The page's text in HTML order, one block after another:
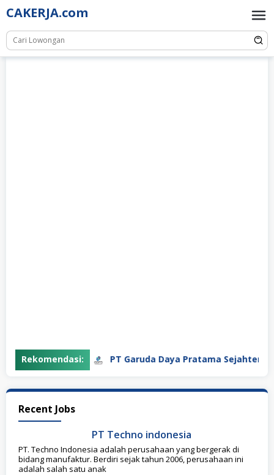
Skip
to
content
CAKERJA.com
Rekomendasi: PT Garuda Daya Pratama Sejahtera
CAKERJA.com
Recent Jobs
PT Techno indonesia
PT. Techno Indonesia adalah perusahaan yang bergerak di
bidang manufaktur. Berdiri sejak tahun 2006, perusahaan ini
adalah salah satu anak